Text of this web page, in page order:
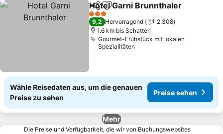
TeilenZu Favoriten hinzufügen
Hotel Garni Brunnthaler
3 Sterne
9,2 Hervorragend
2.308
1.6 km bis Schatten
Gourmet-Frühstück mit lokalen
Spezialitäten
Wähle Reisedaten aus, um die genauen
Preise zu sehen
Preise sehen
Mehr
Die Preise und Verfügbarkeit, die wir von Buchungswebsites